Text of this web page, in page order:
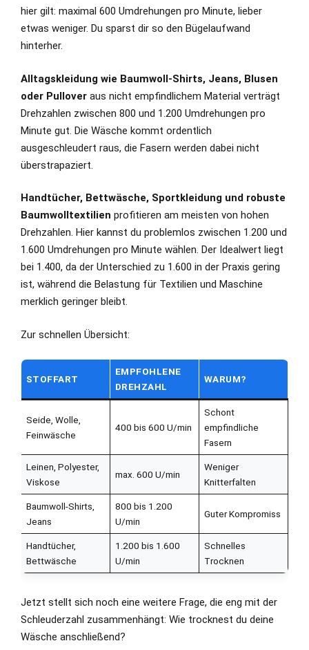
hier gilt: maximal 600 Umdrehungen pro Minute, lieber
etwas weniger. Du sparst dir so den Bügelaufwand
hinterher.
Alltagskleidung wie Baumwoll-Shirts, Jeans, Blusen
oder Pullover aus nicht empfindlichem Material verträgt
Drehzahlen zwischen 800 und 1.200 Umdrehungen pro
Minute gut. Die Wäsche kommt ordentlich
ausgeschleudert raus, die Fasern werden dabei nicht
überstrapaziert.
Handtücher, Bettwäsche, Sportkleidung und robuste
Baumwolltextilien profitieren am meisten von hohen
Drehzahlen. Hier kannst du problemlos zwischen 1.200 und
1.600 Umdrehungen pro Minute wählen. Der Idealwert liegt
bei 1.400, da der Unterschied zu 1.600 in der Praxis gering
ist, während die Belastung für Textilien und Maschine
merklich geringer bleibt.
Zur schnellen Übersicht:
STOFFART
EMPFOHLENE
DREHZAHL
WARUM?
Seide, Wolle,
Feinwäsche
400 bis 600 U/min
Schont
empfindliche
Fasern
Leinen, Polyester,
Viskose
max. 600 U/min
Weniger
Knitterfalten
Baumwoll-Shirts,
Jeans
800 bis 1.200
U/min
Guter Kompromiss
Handtücher,
Bettwäsche
1.200 bis 1.600
U/min
Schnelles
Trocknen
Jetzt stellt sich noch eine weitere Frage, die eng mit der
Schleuderzahl zusammenhängt: Wie trocknest du deine
Wäsche anschließend?